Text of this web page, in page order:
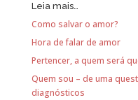
Leia mais…
Como salvar o amor?
Hora de falar de amor
Pertencer, a quem será
Quem sou – de uma
diagnósticos